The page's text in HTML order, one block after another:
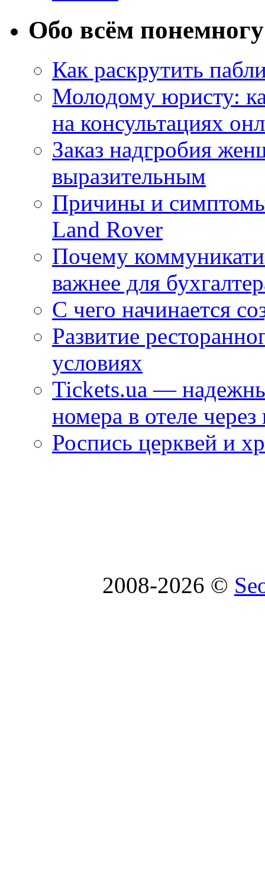
Обо всём понемногу
Как раскрутить
Молодому юристу:
на консультациях
Заказ надгробия
выразительным
Причины и
Land Rover
Почему
важнее для
С чего начинается
Развитие
условиях
Tickets.ua —
номера в отеле через
Роспись церквей и
2008-2026 ©